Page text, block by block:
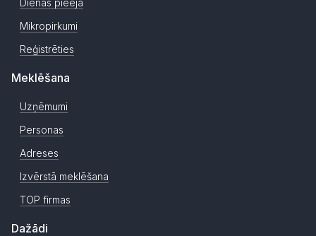
Dienas pieeja
Mikropirkumi
Reģistrēties
Meklēšana
Uzņēmumi
Personas
Adreses
Izvērstā meklēšana
TOP firmas
Dažādi